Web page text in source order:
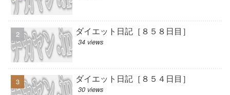
ダイエット日記［８５８日目］
34 views
ダイエット日記［８５４日目］
30 views